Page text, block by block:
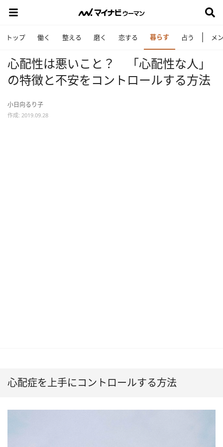
トップ 働く 整える 磨く 恋する 暮らす 占う メ
心配性は悪いこと？ 「心配性な人」
の特徴と不安をコントロールする方法
小日向るり子
作成: 2019.09.28
心配症を上手にコントロールする方法